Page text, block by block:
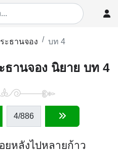
ะธานจอง บท 4
ธานจอง นิยาย บท 4
4/886
ยหลังไปหลายก้าว